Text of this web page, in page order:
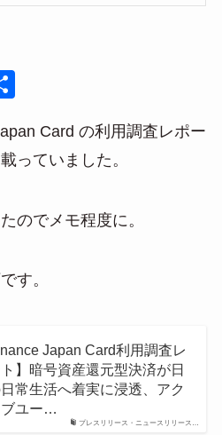
Card の利用調査レポー
っていました。
のでメモ程度に。
す。
プレスリリース・ニュースリリース…
Japan Card利用調査レ
】暗号資産還元型決済が日
常生活へ着実に浸透、アク
ブユー…